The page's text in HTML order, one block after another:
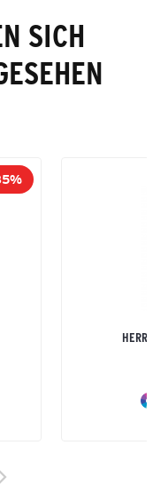
SICH
HERREN